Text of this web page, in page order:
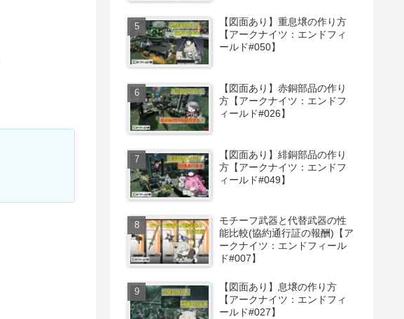
【図面あり】重息壌の作り方
【アークナイツ：エンドフィ
ールド#050】
【図面あり】赤銅部品の作り
方【アークナイツ：エンドフ
ィールド#026】
【図面あり】緋銅部品の作り
方【アークナイツ：エンドフ
ィールド#049】
モチーフ武器と代替武器の性
能比較(協約通行証の報酬)【ア
ークナイツ：エンドフィール
ド#007】
【図面あり】息壌の作り方
【アークナイツ：エンドフィ
ールド#027】